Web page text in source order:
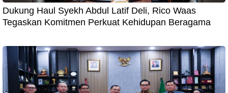
Dukung Haul Syekh Abdul Latif Deli, Rico Waas
Tegaskan Komitmen Perkuat Kehidupan Beragama